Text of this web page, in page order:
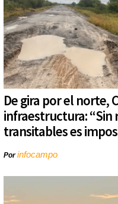
De gira por el norte,
infraestructura: “Sin
transitables es
Porinfocampo